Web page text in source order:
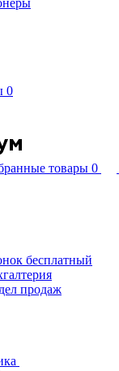
0
товары 0
бесплатный
продаж